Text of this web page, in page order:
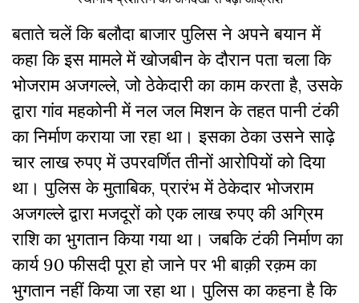
बताते चलें कि बलौदा बाजार पुलिस ने अपने बयान में
कहा कि इस मामले में खोजबीन के दौरान पता चला कि
भोजराम अजगल्ले, जो ठेकेदारी का काम करता है, उसके
द्वारा गांव महकोनी में नल जल मिशन के तहत पानी टंकी
का निर्माण कराया जा रहा था। इसका ठेका उसने साढ़े
चार लाख रुपए में उपरवर्णित तीनों आरोपियों को दिया
था। पुलिस के मुताबिक, प्रारंभ में ठेकेदार भोजराम
अजगल्ले द्वारा मजदूरों को एक लाख रुपए की अग्रिम
राशि का भुगतान किया गया था। जबकि टंकी निर्माण का
कार्य 90 फीसदी पूरा हो जाने पर भी बाक़ी रक़म का
भुगतान नहीं किया जा रहा था। पुलिस का कहना है कि